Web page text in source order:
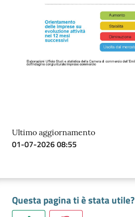
Ultimo aggiornamento
01-07-2026 08:55
Questa pagina ti è stata utile?